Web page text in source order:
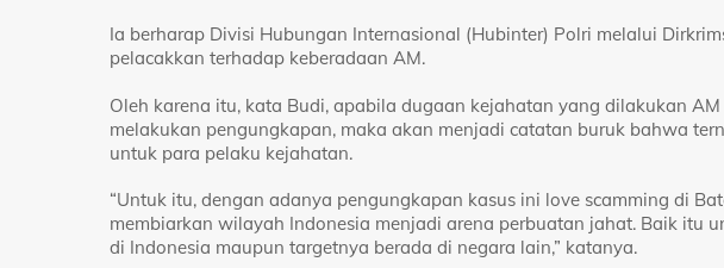
Ia berharap Divisi Hubungan Internasional (Hubinter) Polri melalui
pelacakkan terhadap keberadaan AM.
Oleh karena itu, kata Budi, apabila dugaan kejahatan yang dilakukan
melakukan pengungkapan, maka akan menjadi catatan buruk bahwa
untuk para pelaku kejahatan.
“Untuk itu, dengan adanya pengungkapan kasus ini love scamming di
membiarkan wilayah Indonesia menjadi arena perbuatan jahat. Baik itu
di Indonesia maupun targetnya berada di negara lain,” katanya.